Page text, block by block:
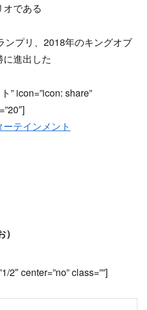
である
ンプリ、2018年のキングオブ
進出した
” icon=”icon: share”
テインメント
2″ center=”no” class=””]